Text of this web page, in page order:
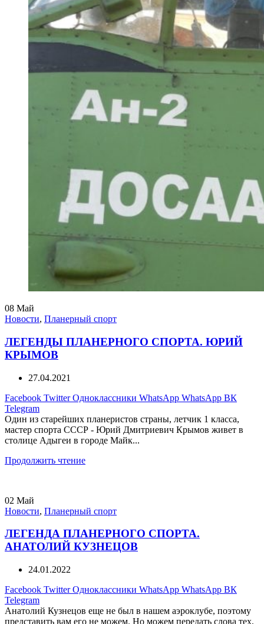
08 Май
Новости, Планерный спорт
ЛЕГЕНДЫ ПЛАНЕРНОГО СПОРТА. ЮРИЙ
КРЫМОВ
27.04.2021
Facebook Twitter Одноклассники WhatsApp WhatsApp ВК
Telegram
Один из старейших планеристов страны, летчик 1 класса,
мастер спорта СССР - Юрий Дмитриевич Крымов живет в
столице Адыгеи в городе Майк...
Продолжить чтение
02 Май
Новости, Планерный спорт
ЛЕГЕНДА ПЛАНЕРНОГО СПОРТА.
АНАТОЛИЙ КУЗНЕЦОВ
24.01.2022
Facebook Twitter Одноклассники WhatsApp WhatsApp ВК
Telegram
Анатолий Кузнецов еще не был в нашем аэроклубе, поэтому
представить вам его не можем. Но можем передать слова тех,